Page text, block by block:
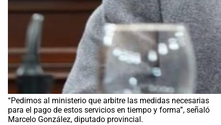
“Pedimos al ministerio que arbitre las medidas necesarias
para el pago de estos servicios en tiempo y forma”, señaló
Marcelo González, diputado provincial.